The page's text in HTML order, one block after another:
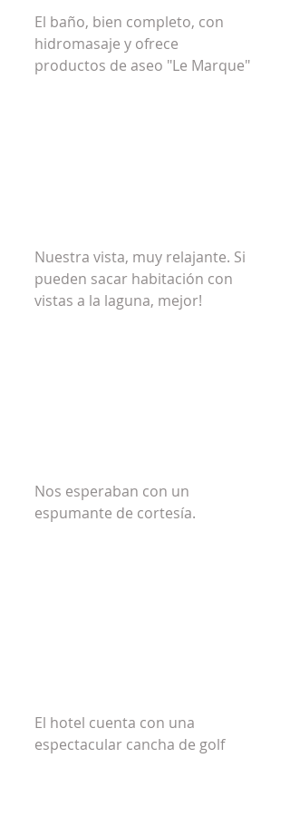
El baño, bien completo, con
hidromasaje y ofrece
productos de aseo "Le Marque"
Nuestra vista, muy relajante. Si
pueden sacar habitación con
vistas a la laguna, mejor!
Nos esperaban con un
espumante de cortesía.
El hotel cuenta con una
espectacular cancha de golf